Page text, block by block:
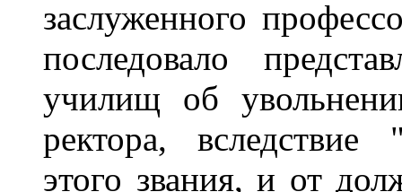
заслуженного
последовало
училищ об
ректора,
этого звания, и от